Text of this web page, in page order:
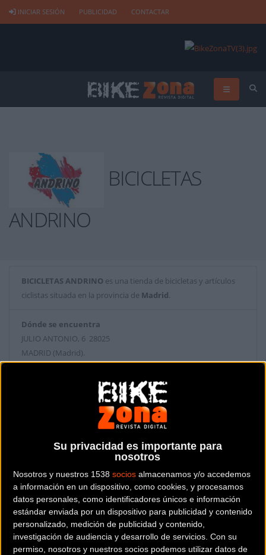
Su privacidad es importante para
nosotros
Nosotros y nuestros 1538 socios almacenamos y/o accedemos
a información en un dispositivo, como cookies, y procesamos
datos personales, como identificadores únicos e información
estándar enviada por un dispositivo para publicidad y contenido
personalizado, medición de publicidad y contenido,
investigación de audiencia y desarrollo de servicios. Con su
permiso, nosotros y nuestros socios podemos utilizar datos de
INICIAR SESIÓN PUBLICIDAD CONTACTAR
BICICLETAS
ANDRINO
BICICLETAS ANDRINO es una tienda de bicicletas y artículos
ciclistas situada en la provincia de Madrid.
Dónde se encuentra
JULIO ANTONIO, 6 28025
MADRID (Madrid).
Contactar con la tienda